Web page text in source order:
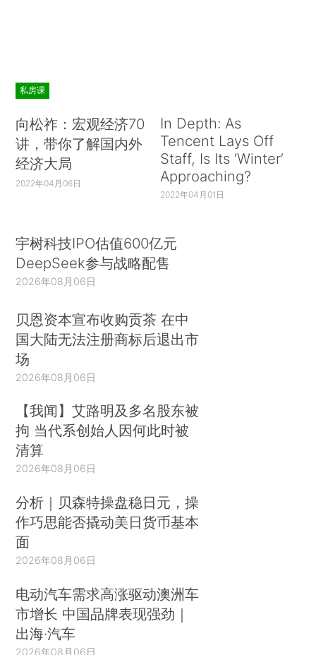
私房课
向松祚：宏观经济70
讲，带你了解国内外
经济大局
2022年04月06日
In Depth: As
Tencent Lays Off
Staff, Is Its ‘Winter’
Approaching?
2022年04月01日
宇树科技IPO估值600亿元
DeepSeek参与战略配售
2026年08月06日
贝恩资本宣布收购贡茶 在中
国大陆无法注册商标后退出市
场
2026年08月06日
【我闻】艾路明及多名股东被
拘 当代系创始人因何此时被
清算
2026年08月06日
分析｜贝森特操盘稳日元，操
作巧思能否撬动美日货币基本
面
2026年08月06日
电动汽车需求高涨驱动澳洲车
市增长 中国品牌表现强劲｜
出海·汽车
2026年08月06日